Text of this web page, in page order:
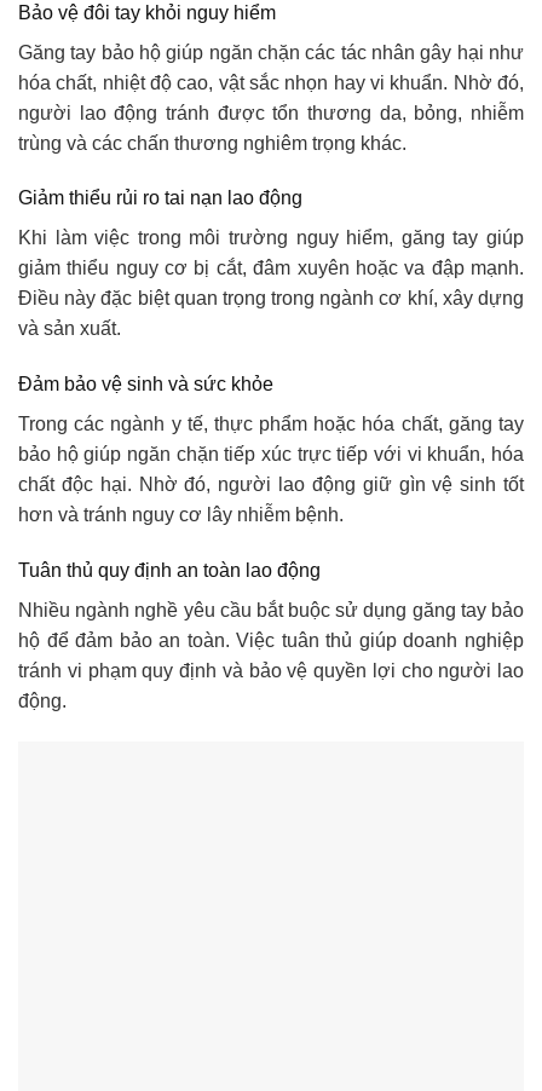
Bảo vệ đôi tay khỏi nguy hiểm
Găng tay bảo hộ giúp ngăn chặn các tác nhân gây hại như
hóa chất, nhiệt độ cao, vật sắc nhọn hay vi khuẩn. Nhờ đó,
người lao động tránh được tổn thương da, bỏng, nhiễm
trùng và các chấn thương nghiêm trọng khác.
Giảm thiểu rủi ro tai nạn lao động
Khi làm việc trong môi trường nguy hiểm, găng tay giúp
giảm thiểu nguy cơ bị cắt, đâm xuyên hoặc va đập mạnh.
Điều này đặc biệt quan trọng trong ngành cơ khí, xây dựng
và sản xuất.
Đảm bảo vệ sinh và sức khỏe
Trong các ngành y tế, thực phẩm hoặc hóa chất, găng tay
bảo hộ giúp ngăn chặn tiếp xúc trực tiếp với vi khuẩn, hóa
chất độc hại. Nhờ đó, người lao động giữ gìn vệ sinh tốt
hơn và tránh nguy cơ lây nhiễm bệnh.
Tuân thủ quy định an toàn lao động
Nhiều ngành nghề yêu cầu bắt buộc sử dụng găng tay bảo
hộ để đảm bảo an toàn. Việc tuân thủ giúp doanh nghiệp
tránh vi phạm quy định và bảo vệ quyền lợi cho người lao
động.